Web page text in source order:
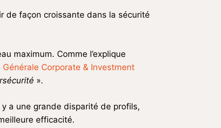
de façon croissante dans la sécurité
maximum. Comme l’explique
Corporate & Investment
».
y a une grande disparité de profils,
efficacité.